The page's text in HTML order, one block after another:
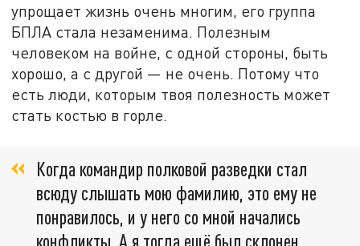
упрощает жизнь очень многим, его группа
БПЛА стала незаменима. Полезным
человеком на войне, с одной стороны, быть
хорошо, а с другой — не очень. Потому что
есть люди, которым твоя полезность может
стать костью в горле.
Когда командир полковой разведки стал
всюду слышать мою фамилию, это ему не
понравилось, и у него со мной начались
конфликты. А я тогда ещё был склонен